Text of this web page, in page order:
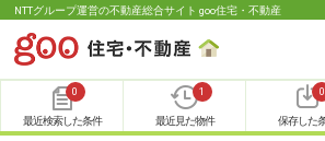
NTTグループ運営の不動産総合サイト goo住宅・不動産
0
最近検索した条件
1
最近見た物件
0
保存した